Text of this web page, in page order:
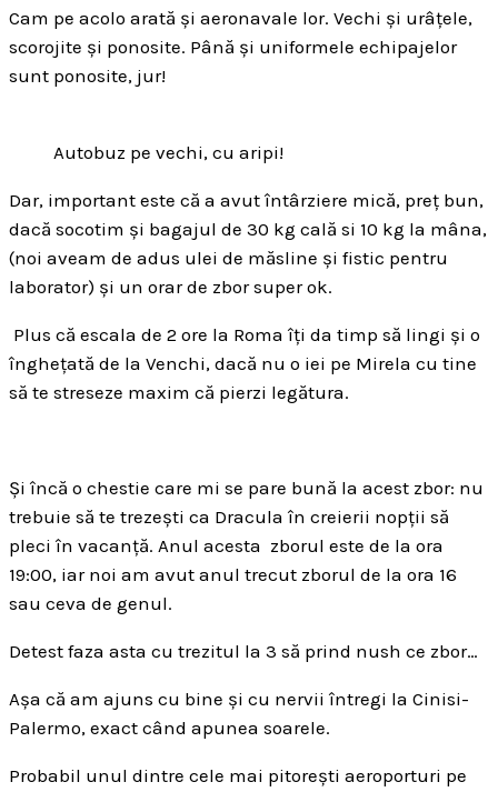
Cam pe acolo arată și aeronavale lor. Vechi și urâțele,
scorojite și ponosite. Până și uniformele echipajelor
sunt ponosite, jur!
Autobuz pe vechi, cu aripi!
Dar, important este că a avut întârziere mică, preț bun,
dacă socotim și bagajul de 30 kg cală si 10 kg la mâna,
(noi aveam de adus ulei de măsline și fistic pentru
laborator) și un orar de zbor super ok.
Plus că escala de 2 ore la Roma îți da timp să lingi și o
înghețată de la Venchi, dacă nu o iei pe Mirela cu tine
să te streseze maxim că pierzi legătura.
Și încă o chestie care mi se pare bună la acest zbor: nu
trebuie să te trezești ca Dracula în creierii nopții să
pleci în vacanță. Anul acesta zborul este de la ora
19:00, iar noi am avut anul trecut zborul de la ora 16
sau ceva de genul.
Detest faza asta cu trezitul la 3 să prind nush ce zbor…
Așa că am ajuns cu bine și cu nervii întregi la Cinisi-
Palermo, exact când apunea soarele.
Probabil unul dintre cele mai pitorești aeroporturi pe